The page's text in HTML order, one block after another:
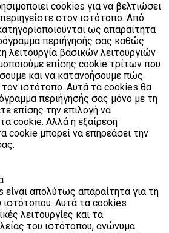
cookies για να βελτιώσει
στον ιστότοπο. Από
ως απαραίτητα
περιήγησής σας καθώς
λειτουργία βασικών λειτουργιών
επίσης cookie τρίτων που
και να κατανοήσουμε πώς
τον ιστότοπο. Αυτά τα cookies θα
περιήγησής σας μόνο με τη
επίσης την επιλογή να
cookie. Αλλά η εξαίρεση
cookie μπορεί να επηρεάσει την
απολύτως απαραίτητα για τη
ιστότοπου. Αυτά τα cookies
λειτουργίες και τα
του ιστότοπου, ανώνυμα.